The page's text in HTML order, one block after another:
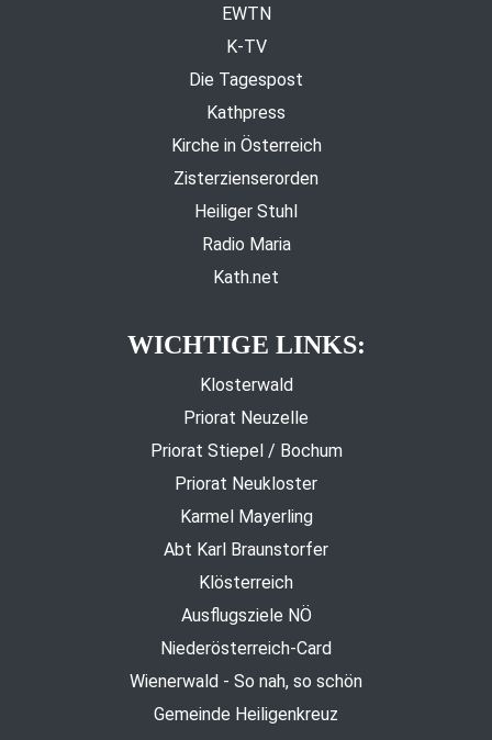
EWTN
K-TV
Die Tagespost
Kathpress
Kirche in Österreich
Zisterzienserorden
Heiliger Stuhl
Radio Maria
Kath.net
WICHTIGE LINKS:
Klosterwald
Priorat Neuzelle
Priorat Stiepel / Bochum
Priorat Neukloster
Karmel Mayerling
Abt Karl Braunstorfer
Klösterreich
Ausflugsziele NÖ
Niederösterreich-Card
Wienerwald - So nah, so schön
Gemeinde Heiligenkreuz